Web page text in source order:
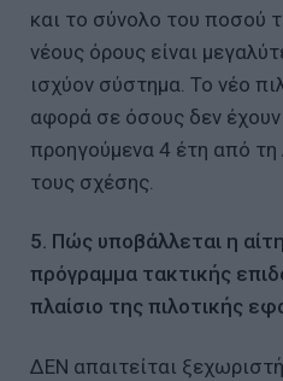
και το σύνολο του ποσού
νέους όρους είναι
ισχύον σύστημα. Το νέο
αφορά σε όσους δεν
προηγούμενα 4 έτη από τη
τους σχέσης.
5. Πώς υποβάλλεται η
πρόγραμμα τακτικής
πλαίσιο της πιλοτικής
ΔΕΝ απαιτείται